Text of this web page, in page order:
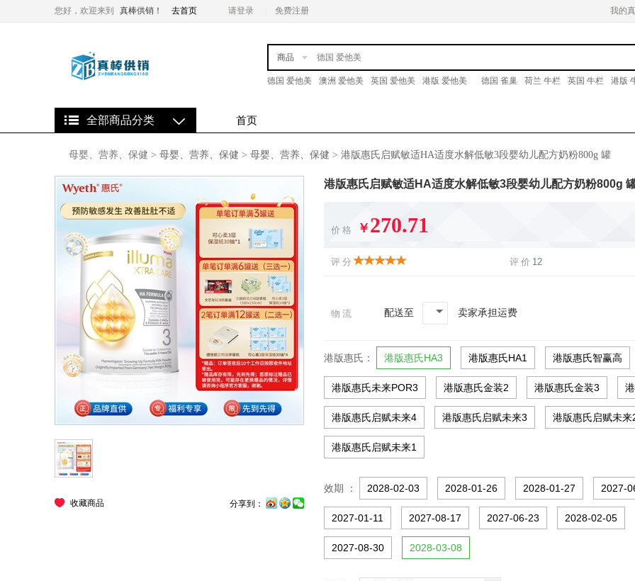
您好，欢迎来到 真棒供销！ 去首页 请登录 免费注册 我的
商品
德国 爱他美 澳洲 爱他美 英国 爱他美 港版 爱他美 德国 雀巢 荷兰 牛栏 英国 牛栏 港版
全部商品分类 首页
母婴、营养、保健 > 母婴、营养、保健 > 母婴、营养、保健 > 港版惠氏启赋敏适HA适度水解低敏3段婴幼儿配方奶粉800g 罐
港版惠氏启赋敏适HA适度水解低敏3段婴幼儿配方奶粉800g
价格 ￥ 270.71
评分 评价 12
物流 配送至 卖家承担运费
港版惠氏： 港版惠氏HA3 港版惠氏HA1 港版惠氏智赢高
港版惠氏未来POR3 港版惠氏金装2 港版惠氏金装3
港版惠氏启赋未来4 港版惠氏启赋未来3 港版惠氏启赋未来
港版惠氏启赋未来1
效期 ： 2028-02-03 2028-01-26 2028-01-27 2027-
2027-01-11 2027-08-17 2027-06-23 2028-02-05
2027-08-30 2028-03-08
收藏商品 分享到：